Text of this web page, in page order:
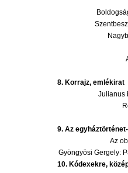
8. Korrajz, emlékirat
Julianus
9. Az
Az
Gyöngyösi Gergely:
10. Kódexekre,